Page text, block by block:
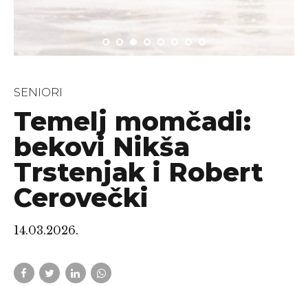
SENIORI
Temelj momčadi:
bekovi Nikša
Trstenjak i Robert
Cerovečki
14.03.2026.